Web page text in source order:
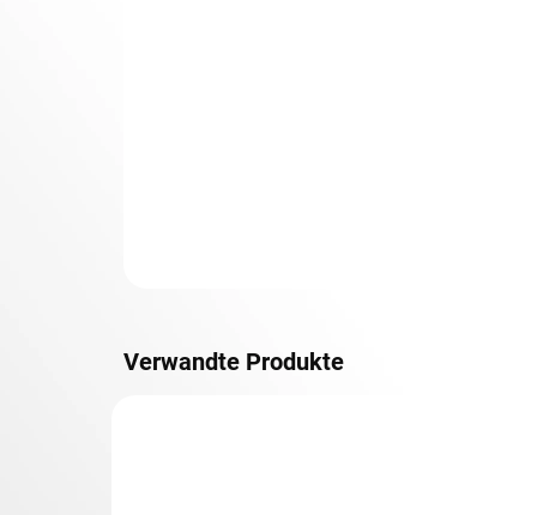
Verwandte Produkte